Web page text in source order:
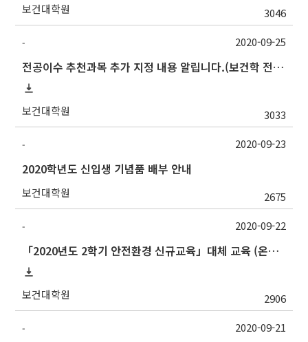
보건대학원 3046
-
전공이수 추천과목 추가 지정 내용 알립니다.(보건학 전공)
보건대학원 3033
2020-09-25
-
2020학년도 신입생 기념품 배부 안내
보건대학원 2675
2020-09-23
-
「2020년도 2학기 안전환경 신규교육」대체 교육 (온라인강좌) 추가 실시 안내
보건대학원 2906
2020-09-22
- 2020-09-21